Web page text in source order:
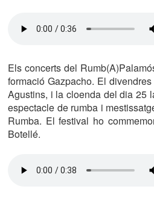
Els concerts del
formació Gazpacho. El
Agustins, i la cloenda del dia 25
espectacle de rumba i
Rumba. El festival ho
Botellé.